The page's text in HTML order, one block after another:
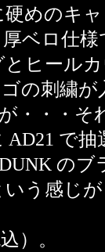
めのキ
ベロ仕様
とヒール
の刺繍が
・・・そ
AD21 で抽
のブ
いう感じ
）。